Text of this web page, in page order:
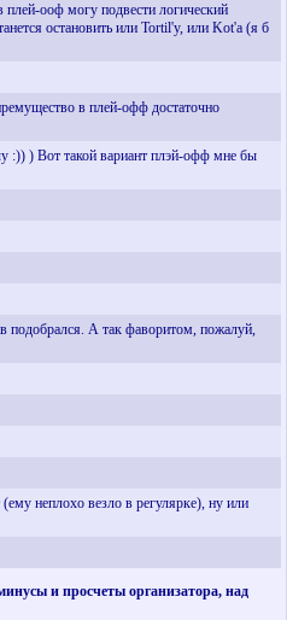
ооф могу подвести логический
остановить или Tortil'у, или Kot'а (я б
в плей-офф достаточно
:)) ) Вот такой вариант плэй-офф мне бы
подобрался. А так фаворитом, пожалуй,
неплохо везло в регулярке), ну или
и просчеты организатора, над